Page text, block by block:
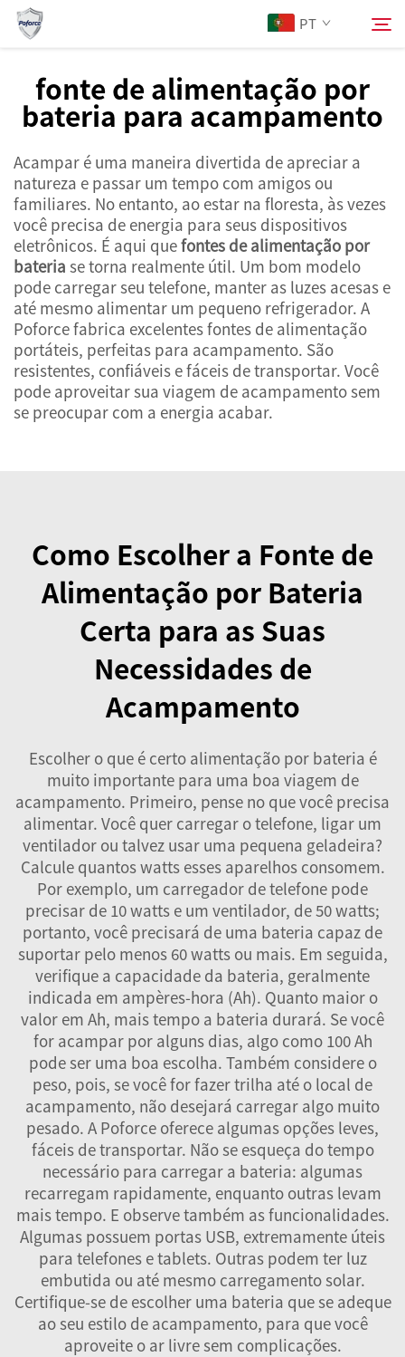
PT
Sobre Nós
Produtos
Serviços
Notícias
Contacte-nos
Pesquisar
fonte de alimentação por
bateria para acampamento
Acampar é uma maneira divertida de apreciar a
natureza e passar um tempo com amigos ou
familiares. No entanto, ao estar na floresta, às vezes
você precisa de energia para seus dispositivos
eletrônicos. É aqui quefontes de alimentação por
bateria se torna realmente útil. Um bom modelo
pode carregar seu telefone, manter as luzes acesas e
até mesmo alimentar um pequeno refrigerador. A
Poforce fabrica excelentes fontes de alimentação
portáteis, perfeitas para acampamento. São
resistentes, confiáveis e fáceis de transportar. Você
pode aproveitar sua viagem de acampamento sem
se preocupar com a energia acabar.
Como Escolher a Fonte de
Alimentação por Bateria
Certa para as Suas
Necessidades de
Acampamento
Escolher o que é certo alimentação por bateria é
muito importante para uma boa viagem de
acampamento. Primeiro, pense no que você precisa
alimentar. Você quer carregar o telefone, ligar um
ventilador ou talvez usar uma pequena geladeira?
Calcule quantos watts esses aparelhos consomem.
Por exemplo, um carregador de telefone pode
precisar de 10 watts e um ventilador, de 50 watts;
portanto, você precisará de uma bateria capaz de
suportar pelo menos 60 watts ou mais. Em seguida,
verifique a capacidade da bateria, geralmente
indicada em ampères-hora (Ah). Quanto maior o
valor em Ah, mais tempo a bateria durará. Se você
for acampar por alguns dias, algo como 100 Ah
pode ser uma boa escolha. Também considere o
peso, pois, se você for fazer trilha até o local de
acampamento, não desejará carregar algo muito
pesado. A Poforce oferece algumas opções leves,
fáceis de transportar. Não se esqueça do tempo
necessário para carregar a bateria: algumas
recarregam rapidamente, enquanto outras levam
mais tempo. E observe também as funcionalidades.
Algumas possuem portas USB, extremamente úteis
para telefones e tablets. Outras podem ter luz
embutida ou até mesmo carregamento solar.
Certifique-se de escolher uma bateria que se adeque
ao seu estilo de acampamento, para que você
aproveite o ar livre sem complicações.